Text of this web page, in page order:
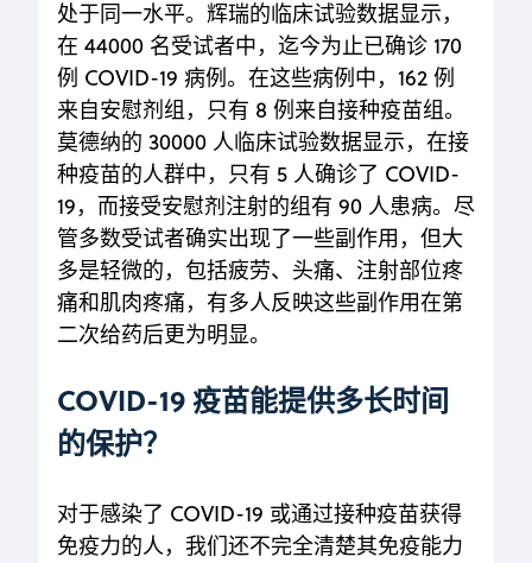
处于同一水平。辉瑞的临床试验数据显示，
在 44000 名受试者中，迄今为止已确诊 170
例 COVID-19 病例。在这些病例中，162 例
来自安慰剂组，只有 8 例来自接种疫苗组。
莫德纳的 30000 人临床试验数据显示，在接
种疫苗的人群中，只有 5 人确诊了 COVID-
19，而接受安慰剂注射的组有 90 人患病。尽
管多数受试者确实出现了一些副作用，但大
多是轻微的，包括疲劳、头痛、注射部位疼
痛和肌肉疼痛，有多人反映这些副作用在第
二次给药后更为明显。
COVID-19 疫苗能提供多长时间
的保护？
对于感染了 COVID-19 或通过接种疫苗获得
免疫力的人，我们还不完全清楚其免疫能力